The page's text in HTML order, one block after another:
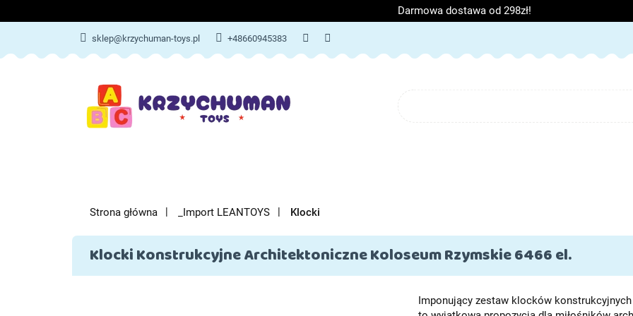
Darmowa dostawa od 298zł!
sklep@krzychuman-toys.pl +48660945383
ZABAWKI AKCESORIA DZIECIĘCE ARTYKUŁY SZKOLNE O NAS
Strona główna _Import LEANTOYS Klocki
Klocki Konstrukcyjne Architektoniczne Koloseum Rzymskie 6466 el.
Imponujący zestaw klocków